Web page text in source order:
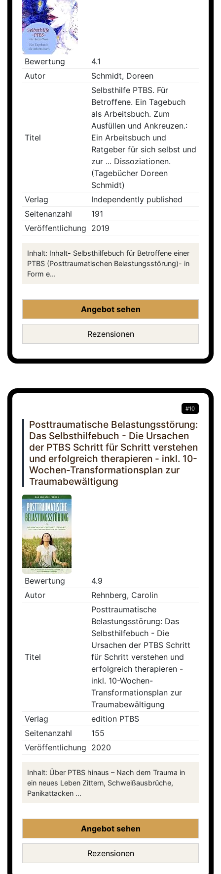
Bewertung
4.1
Autor
Schmidt, Doreen
Titel
Selbsthilfe PTBS. Für
Betroffene. Ein Tagebuch
als Arbeitsbuch. Zum
Ausfüllen und Ankreuzen.:
Ein Arbeitsbuch und
Ratgeber für sich selbst und
zur ... Dissoziationen.
(Tagebücher Doreen
Schmidt)
Verlag
Independently published
Seitenanzahl
191
Veröffentlichung 2019
Inhalt: Inhalt- Selbsthilfebuch für Betroffene einer
PTBS (Posttraumatischen Belastungsstörung)- in
Form e...
Angebot sehen
Rezensionen
#10
Posttraumatische Belastungsstörung:
Das Selbsthilfebuch - Die Ursachen
der PTBS Schritt für Schritt verstehen
und erfolgreich therapieren - inkl. 10-
Wochen-Transformationsplan zur
Traumabewältigung
Bewertung
4.9
Autor
Rehnberg, Carolin
Titel
Posttraumatische
Belastungsstörung: Das
Selbsthilfebuch - Die
Ursachen der PTBS Schritt
für Schritt verstehen und
erfolgreich therapieren -
inkl. 10-Wochen-
Transformationsplan zur
Traumabewältigung
Verlag
edition PTBS
Seitenanzahl
155
Veröffentlichung 2020
Inhalt: Über PTBS hinaus – Nach dem Trauma in
ein neues Leben Zittern, Schweißausbrüche,
Panikattacken ...
Angebot sehen
Rezensionen